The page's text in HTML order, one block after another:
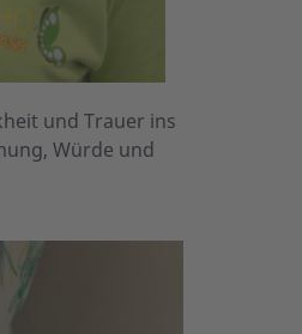
und Trauer ins
Würde und